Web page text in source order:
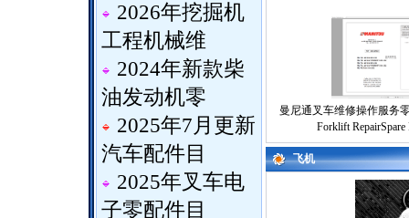
2026年挖掘机
工程机械维
2024年新款柴
油发动机零
2025年7月更新
汽车配件目
2025年叉车电
子零配件目
曼尼通叉车维修操作服务
Forklift RepairSpare
飞机